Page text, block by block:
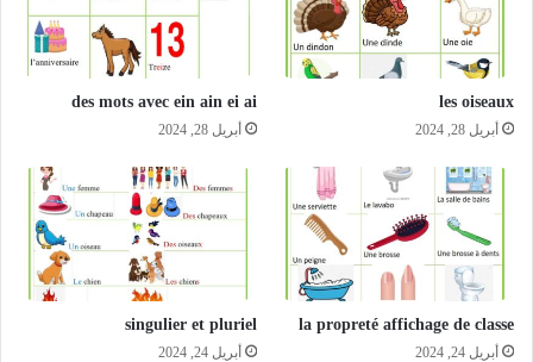
les oiseaux
أبريل 28, 2024
des mots avec ein ain ei ai
أبريل 28, 2024
la propreté affichage de classe
أبريل 24, 2024
singulier et pluriel
أبريل 24, 2024